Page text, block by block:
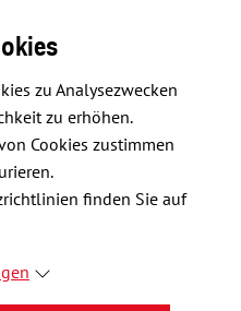
zu Analysezwecken
zu erhöhen.
Cookies zustimmen
finden Sie auf